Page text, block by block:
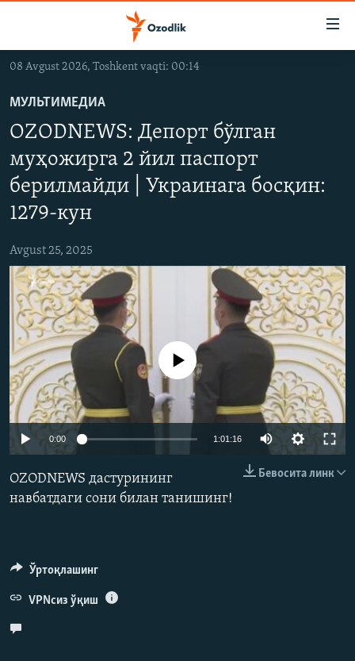
Асосий
ўтинг
Қидиришга
ўтинг
OZODVIDEO
OZODARXIV
На русском
ИЖТИМОИЙ ТАРМОҚЛАР
Озодлик бошқа тилларда
08 Avgust 2026, Toshkent vaqti: 00:14
МУЛЬТИМЕДИА
OZODNEWS: Депорт бўлган
муҳожирга 2 йил паспорт
берилмайди | Украинага босқин:
1279-кун
Avgust 25, 2025
Айни дамда медиа-манба мавжуд эмас
0:00 1:01:16
Бевосита линк
OZODNEWS дастурининг
навбатдаги сони билан танишинг!
Ўртоқлашинг
VPNсиз ўқиш